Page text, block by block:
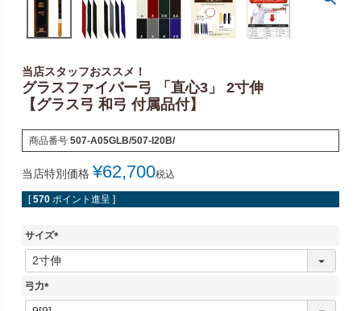
当店スタッフおススメ！
グラスファイバー弓 「直心3」 2寸伸
【グラス弓 和弓 付属品付】
商品番号 507-A05GLB/507-I20B/
当店特別価格 ¥62,700税込
[ 570 ポイント進呈 ]
サイズ
(
必
弓力
(